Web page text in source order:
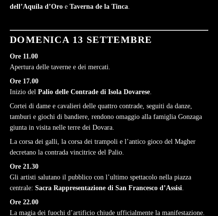
dell’Aquila d’Oro e Taverna de la Tinca.
DOMENICA 13 SETTEMBRE
Ore 11.00
Apertura delle taverne e dei mercati.
Ore 17.00
Inizio del Palio delle Contrade di Isola Dovarese.
Cortei di dame e cavalieri delle quattro contrade, seguiti da danze,
tamburi e giochi di bandiere, rendono omaggio alla famiglia Gonzaga
giunta in visita nelle terre dei Dovara.
La corsa dei galli, la corsa dei trampoli e l’antico gioco del Magher
decretano la contrada vincitrice del Palio.
Ore 21.30
Gli artisti salutano il pubblico con l’ultimo spettacolo nella piazza
centrale: Sacra Rappresentazione di San Francesco d’Assisi.
Ore 22.00
La magia dei fuochi d’artificio chiude ufficialmente la manifestazione.